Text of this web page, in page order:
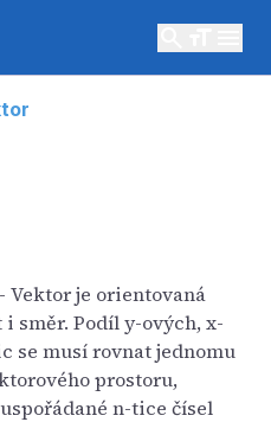
Vektor je orientovaná
směr. Podíl y-ových, x-
se musí rovnat jednomu
prostoru,
n-tice čísel